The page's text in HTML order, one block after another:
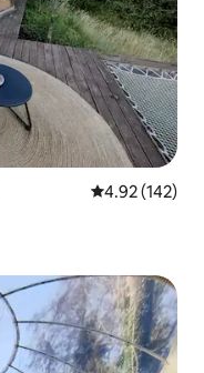
從 142 則評價
4.92 (142)